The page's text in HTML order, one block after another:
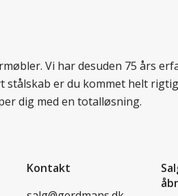
Vi har desuden 75 års
er du kommet helt
dig med en totalløsning.
Kontakt